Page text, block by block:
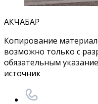
АКЧАБАР
Копирование
возможно только с
обязательным
источник